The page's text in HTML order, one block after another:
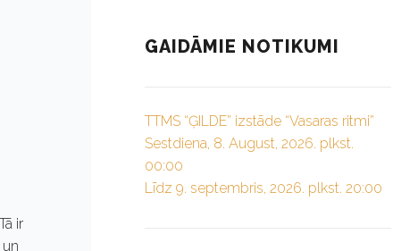
ir
GAIDĀMIE NOTIKUMI
TTMS “ĢILDE” izstāde “Vasaras ritmi”
Sestdiena, 8. August, 2026. plkst.
00:00
Līdz 9. septembris, 2026. plkst. 20:00